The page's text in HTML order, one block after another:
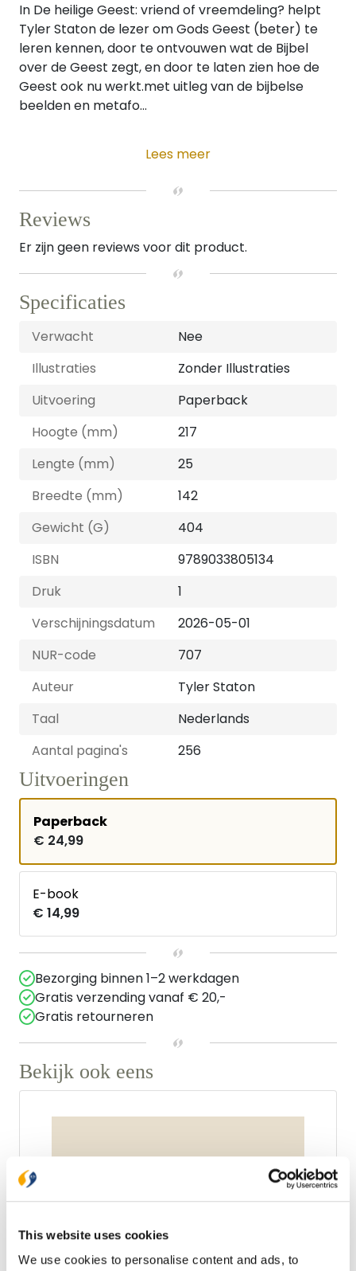
This website uses cookies
We use cookies to personalise content and ads, to
In De heilige Geest: vriend of vreemdeling? helpt
Tyler Staton de lezer om Gods Geest (beter) te
leren kennen, door te ontvouwen wat de Bijbel
over de Geest zegt, en door te laten zien hoe de
Geest ook nu werkt.met uitleg van de bijbelse
beelden en metafo...
Lees meer
Reviews
Er zijn geen reviews voor dit product.
Specificaties
Verwacht
Nee
Illustraties
Zonder Illustraties
Uitvoering
Paperback
Hoogte (mm)
217
Lengte (mm)
25
Breedte (mm)
142
Gewicht (G)
404
ISBN
9789033805134
Druk
1
Verschijningsdatum
2026-05-01
NUR-code
707
Auteur
Tyler Staton
Taal
Nederlands
Aantal pagina's
256
Uitvoeringen
Paperback
€ 24,99
E-book
€ 14,99
Bezorging binnen 1–2 werkdagen
Gratis verzending vanaf € 20,-
Gratis retourneren
Bekijk ook eens